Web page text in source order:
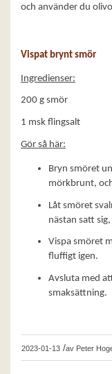
och använder du
Vispat brynt smör
Ingredienser:
200 g smör
1 msk flingsalt
Gör så här:
Bryn smöret
mörkbrunt,
Låt smöret
nästan satt
Vispa smöret
fluffigt igen.
Avsluta med
smaksättning.
2023-01-13 /av Peter